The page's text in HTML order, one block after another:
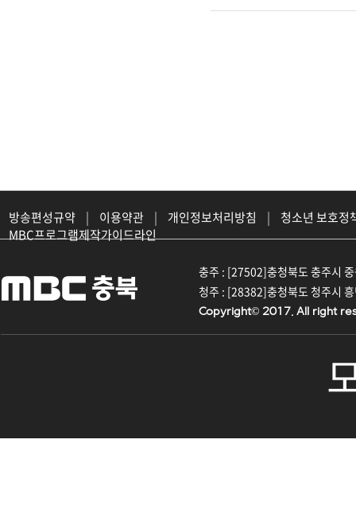
방송편성규약 | 이용약관 | 개인정보처리방침 |
청소년 보호정
MBC프로그램제작가이드라인
충주 : [27502]충청북도 충주시
청주 : [28382]충청북도 청주시
Copyright© 2017. All right